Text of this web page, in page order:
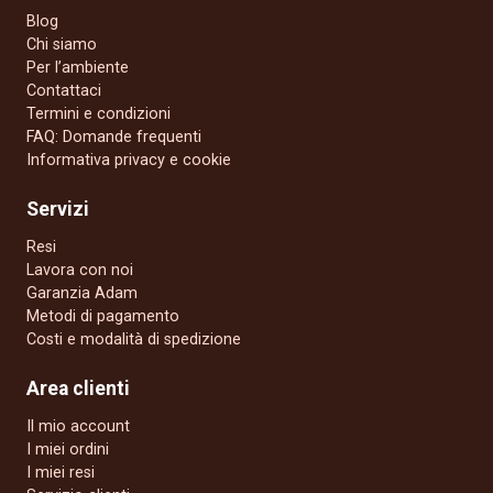
Blog
Chi siamo
Per l’ambiente
Contattaci
Termini e condizioni
FAQ: Domande frequenti
Informativa privacy e cookie
Servizi
Resi
Lavora con noi
Garanzia Adam
Metodi di pagamento
Costi e modalità di spedizione
Area clienti
Il mio account
I miei ordini
I miei resi